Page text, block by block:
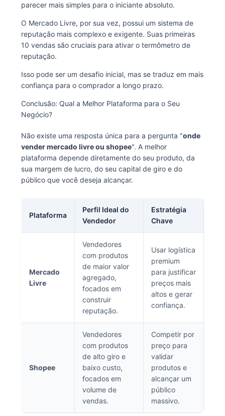
parecer mais simples para o iniciante absoluto.
O Mercado Livre, por sua vez, possui um sistema de
reputação mais complexo e exigente. Suas primeiras
10 vendas são cruciais para ativar o termômetro de
reputação.
Isso pode ser um desafio inicial, mas se traduz em mais
confiança para o comprador a longo prazo.
Conclusão: Qual a Melhor Plataforma para o Seu
Negócio?
Não existe uma resposta única para a pergunta "onde
vender mercado livre ou shopee". A melhor
plataforma depende diretamente do seu produto, da
sua margem de lucro, do seu capital de giro e do
público que você deseja alcançar.
Plataforma
Perfil Ideal do
Vendedor
Estratégia
Chave
Mercado
Livre
Vendedores
com produtos
de maior valor
agregado,
focados em
construir
reputação.
Usar logística
premium
para justificar
preços mais
altos e gerar
confiança.
Shopee
Vendedores
com produtos
de alto giro e
baixo custo,
focados em
volume de
vendas.
Competir por
preço para
validar
produtos e
alcançar um
público
massivo.